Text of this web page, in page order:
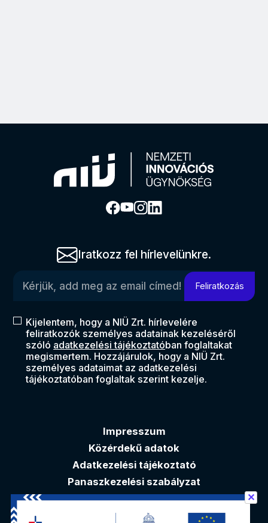
Iratkozz fel hírlevelünkre.
Feliratkozás
Kijelentem, hogy a NIÜ Zrt. hírlevelére
feliratkozók személyes adatainak kezeléséről
szóló adatkezelési tájékoztatóban foglaltakat
megismertem. Hozzájárulok, hogy a NIÜ Zrt.
személyes adataimat az adatkezelési
tájékoztatóban foglaltak szerint kezelje.
Impresszum
Közérdekű adatok
Adatkezelési tájékoztató
Panaszkezelési szabályzat
Akadálymentesítési nyilatkozat
✕